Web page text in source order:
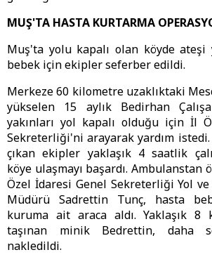
MUŞ'TA HASTA KURTARMA
Muş'ta yolu kapalı olan köyde ateşi
bebek için ekipler seferber edildi.
Merkeze 60 kilometre uzaklıktaki
yükselen 15 aylık Bedirhan
yakınları yol kapalı olduğu için İl
Sekreterliği'ni arayarak yardım istedi.
çıkan ekipler yaklaşık 4 saatlik
köye ulaşmayı başardı. Ambulanstan
Özel İdaresi Genel Sekreterliği Yol
Müdürü Sadrettin Tunç, hasta
kuruma ait araca aldı. Yaklaşık 8
taşınan minik Bedrettin, daha
nakledildi.